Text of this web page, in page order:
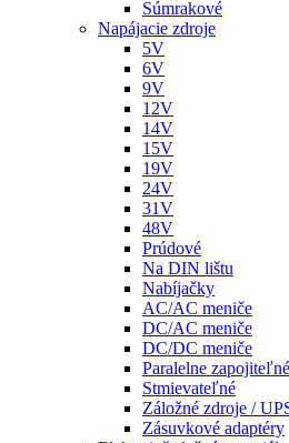
Súmrakové
Napájacie zdroje
5V
6V
9V
12V
14V
15V
19V
24V
31V
48V
Prúdové
Na DIN lištu
Nabíjačky
AC/AC meniče
DC/AC meniče
DC/DC meniče
Paralelne zapojiteľné
Stmievateľné
Záložné zdroje /
Zásuvkové adaptéry